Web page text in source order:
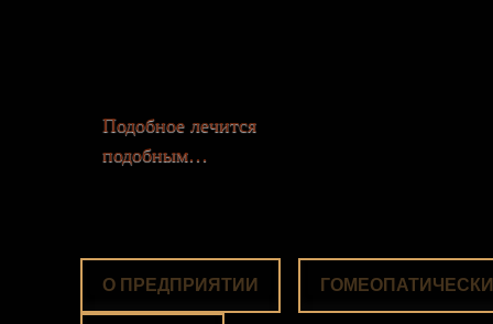
Подобное лечится
подобным…
О ПРЕДПРИЯТИИ